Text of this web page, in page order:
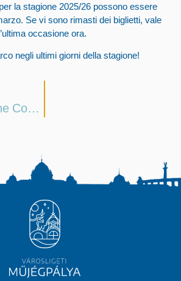
la stagione 2025/26 possono essere
Se vi sono rimasti dei biglietti, vale
occasione ora.
negli ultimi giorni della stagione!
La Stagione Continua Fino A Fine Febbraio!